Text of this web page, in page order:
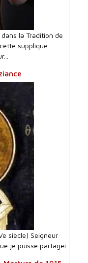
la Tradition de
supplique
siècle) Seigneur
je puisse partager